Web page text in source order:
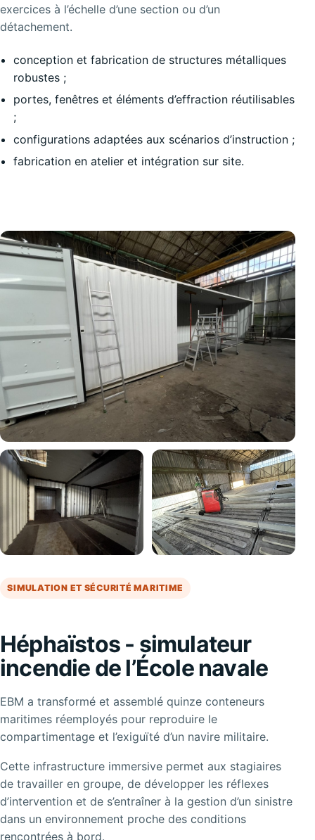
exercices à l’échelle d’une section ou d’un
détachement.
conception et fabrication de structures métalliques
robustes ;
portes, fenêtres et éléments d’effraction réutilisables
;
configurations adaptées aux scénarios d’instruction ;
fabrication en atelier et intégration sur site.
SIMULATION ET SÉCURITÉ MARITIME
Héphaïstos - simulateur
incendie de l’École navale
EBM a transformé et assemblé quinze conteneurs
maritimes réemployés pour reproduire le
compartimentage et l’exiguïté d’un navire militaire.
Cette infrastructure immersive permet aux stagiaires
de travailler en groupe, de développer les réflexes
d’intervention et de s’entraîner à la gestion d’un sinistre
dans un environnement proche des conditions
rencontrées à bord.